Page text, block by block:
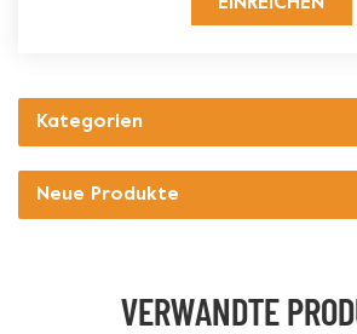
Kategorien
Neue Produkte
VERWANDTE